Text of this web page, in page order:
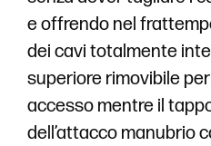
e offrendo nel
dei cavi totalmente
superiore rimovibile
accesso mentre il
dell’attacco manubrio